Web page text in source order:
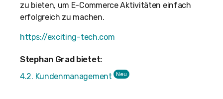
zu bieten, um E-Commerce Aktivitäten einfach
erfolgreich zu machen.
https://exciting-tech.com
Stephan Grad bietet:
4.2. Kundenmanagement Neu